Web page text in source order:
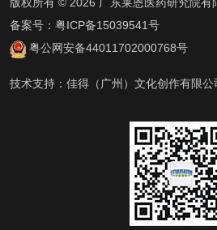
版权所有 © 2026 广东莱恩医药研究院有
备案号： 粤ICP备15039541号
粤公网安备44011702000768号
技术支持： 佳得（广州）文化创作有限公